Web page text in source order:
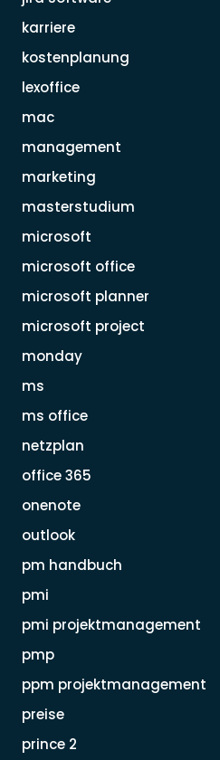
karriere
kostenplanung
lexoffice
mac
management
marketing
masterstudium
microsoft
microsoft office
microsoft planner
microsoft project
monday
ms
ms office
netzplan
office 365
onenote
outlook
pm handbuch
pmi
pmi projektmanagement
pmp
ppm projektmanagement
preise
prince 2